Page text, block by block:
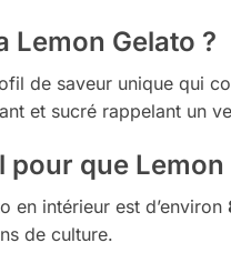
Lemon Gelato ?
de saveur unique qui
et sucré rappelant un
que Lemon
en intérieur est d’environ
de culture.